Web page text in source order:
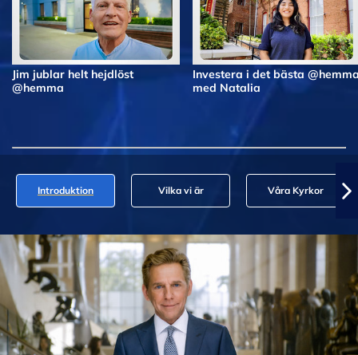
Jim jublar helt hejdlöst
@hemma
Investera i det bästa
med Natalia
Introduktion Vilka vi är Våra Kyrkor